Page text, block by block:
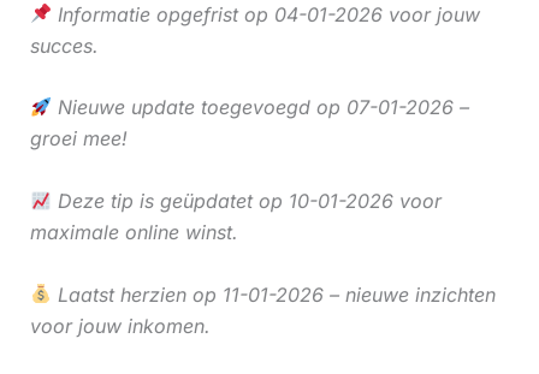
Informatie opgefrist op 04-01-2026 voor jouw
succes.
Nieuwe update toegevoegd op 07-01-2026 –
groei mee!
Deze tip is geüpdatet op 10-01-2026 voor
maximale online winst.
Laatst herzien op 11-01-2026 – nieuwe inzichten
voor jouw inkomen.